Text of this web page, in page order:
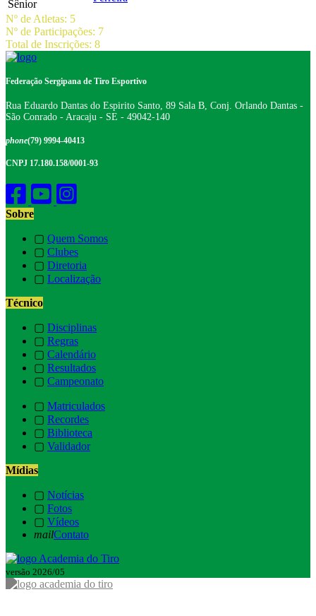
Sênior
Nº de Atletas: 5
Nº de Participações: 7
Total de Inscrições: 8
Federação Sergipana de Tiro Esportivo
Rua Eduardo Dantas do Espirito Santo, 89 Sala B, Conj. Orlando Dantas -
São Conrado - Aracaju - SE - 49042-140
phone(79) 9994-40413
CNPJ 17.180.158/0001-93
Sobre
▢ Quem Somos
▢ Clubes
▢ Diretoria
▢ Localização
Técnico
▢ Disciplinas
▢ Regras
▢ Calendário
▢ Resultados
▢ Campeonato
▢ Matriculados
▢ Recordes
▢ Biblioteca
▢ Validador
Mídias
▢ Notícias
▢ Fotos
▢ Vídeos
mailContato
versão 2026/05